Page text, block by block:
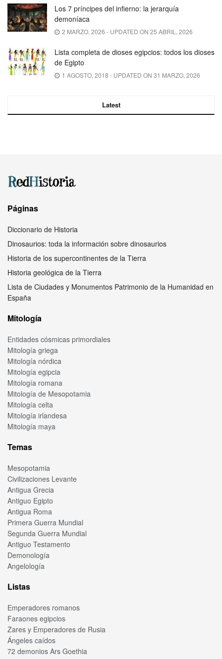
Los 7 príncipes del infierno: la jerarquía
demoníaca
2 MARZO, 2026 - UPDATED ON 25 ABRIL, 2026
Lista completa de dioses egipcios: todos los dioses
de Egipto
1 AGOSTO, 2018 - UPDATED ON 31 MARZO, 2026
Latest
Páginas
Diccionario de Historia
Dinosaurios: toda la información sobre dinosaurios
Historia de los supercontinentes de la Tierra
Historia geológica de la Tierra
Lista de Ciudades y Monumentos Patrimonio de la Humanidad en
España
Mitología
Entidades cósmicas primordiales
Mitología griega
Mitología nórdica
Mitología egipcia
Mitología romana
Mitología de Mesopotamia
Mitología celta
Mitología irlandesa
Mitología maya
Temas
Mesopotamia
Civilizaciones Levante
Antigua Grecia
Antiguo Egipto
Antigua Roma
Primera Guerra Mundial
Segunda Guerra Mundial
Antiguo Testamento
Demonología
Angelología
Listas
Emperadores romanos
Faraones egipcios
Zares y Emperadores de Rusia
Ángeles caídos
72 demonios Ars Goethia